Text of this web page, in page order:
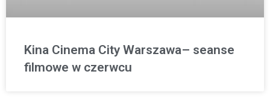
Kina Cinema City Warszawa– seanse
filmowe w czerwcu